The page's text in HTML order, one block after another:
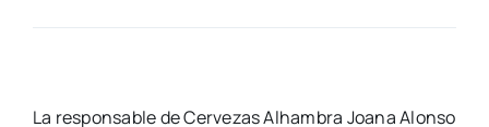
La res­pon­sa­ble de Cer­ve­zas Alham­bra Joa­na Alon­so